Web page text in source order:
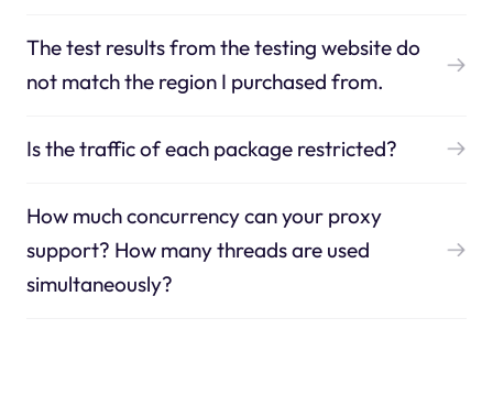
The test results from the testing website do
not match the region I purchased from.
Is the traffic of each package restricted?
How much concurrency can your proxy
support? How many threads are used
simultaneously?